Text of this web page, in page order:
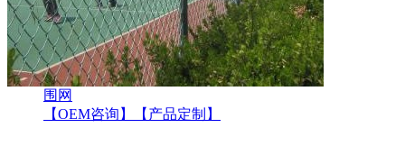
围网
【OEM咨询】
【产品定制】